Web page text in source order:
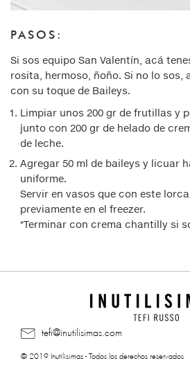
PASOS:
Si sos equipo San Valentín, acá
rosita, hermoso, ñoño. Si no lo
con su toque de Baileys.
Limpiar unos 200 gr de frutillas y
junto con 200 gr de helado de
de leche.
Agregar 50 ml de baileys y licuar
uniforme.
Servir en vasos que con este
previamente en el freezer.
*Terminar con crema chantilly si
tefi@inutilisimas.com
© 2019 Inutilisimas - Todos los derechos reservados